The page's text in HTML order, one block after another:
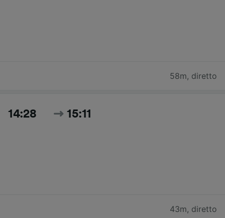
58m, diretto
14:28 15:11
43m, diretto